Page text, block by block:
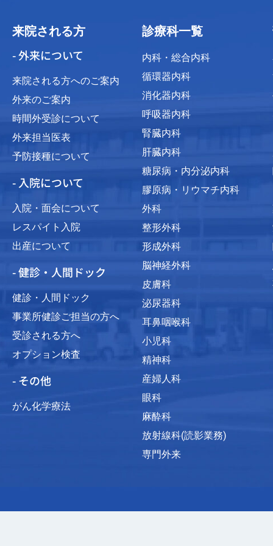
来院される方
- 外来について
来院される方へのご案内
外来のご案内
時間外受診について
外来担当医表
予防接種について
- 入院について
入院・面会について
レスパイト入院
出産について
- 健診・人間ドック
健診・人間ドック
事業所健診ご担当の方へ
受診される方へ
オプション検査
- その他
がん化学療法
診療科一覧
内科・総合内科
循環器内科
消化器内科
呼吸器内科
腎臓内科
肝臓内科
糖尿病・内分泌内科
膠原病・リウマチ内科
外科
整形外科
形成外科
脳神経外科
皮膚科
泌尿器科
耳鼻咽喉科
小児科
精神科
産婦人科
眼科
麻酔科
放射線科(読影業務)
専門外来